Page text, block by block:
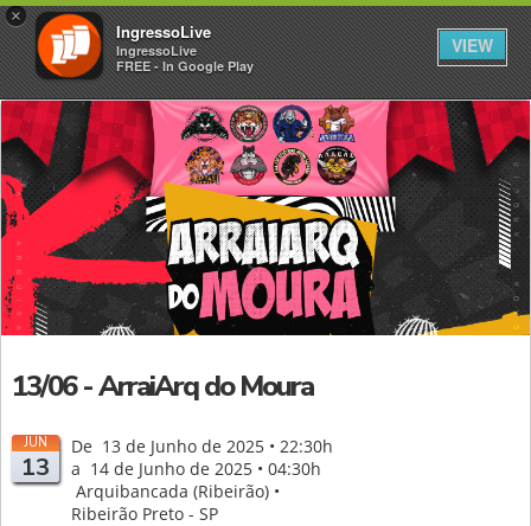
×
IngressoLive
IngressoLive
FREE - In Google Play
VIEW
13/06 - ArraiArq do Moura
JUN
13
De 13 de Junho de 2025 • 22:30h
a 14 de Junho de 2025 • 04:30h
Arquibancada (Ribeirão) •
Ribeirão Preto - SP